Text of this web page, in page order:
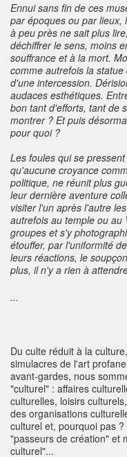
Ennui sans fin de ces
par époques ou par lieux,
à peu près ne sait plus
déchiffrer le sens, moins
souffrance et à la mort.
comme autrefois la
d'une intercession.
audaces esthétiques.
bon tant d'efforts, tant de
montrer ? Et puis
pour quoi ?
Les foules qui se
qu'aucune croyance
politique, ne réunit plus
leur dernière aventure
visiter l'un après l'autre
autrefois au temple ou au
groupes et s'y
étouffer, par l'uniformité
leurs réactions, le
plus, il n'y a rien à
...
Du culte réduit à la
simulacres de l'art
avant-gardes, nous
"culturel" : affaires
culturelles, loisirs
des organisations
culturel et, pourquoi pas
"passeurs de création" et
culturel"...